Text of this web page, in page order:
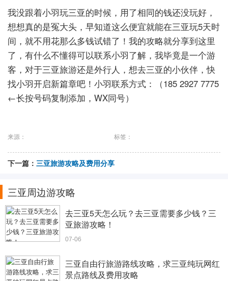
我没跟着小羽玩三亚的时候，用了相同的钱还没玩好，
想想真的是冤大头，早知道这么便宜就能在三亚玩5天时
间，就不用花那么多钱试错了！我的攻略就分享到这里
了，有什么不懂得可以联系小羽了解，我毕竟是一个游
客，对于三亚旅游还是外行人，想去三亚的小伙伴，快
找小羽开启新篇章吧！小羽联系方式：（185 2927 7775
←长按号码复制添加，WX同号）
来源： 标签：
下一篇： 三亚旅游攻略及费用分享
三亚周边游攻略
去三亚5天怎么玩？去三亚需要多少钱？三
亚旅游攻略！
07-06
三亚自由行旅游路线攻略，求三亚纯玩网红
景点路线及费用攻略